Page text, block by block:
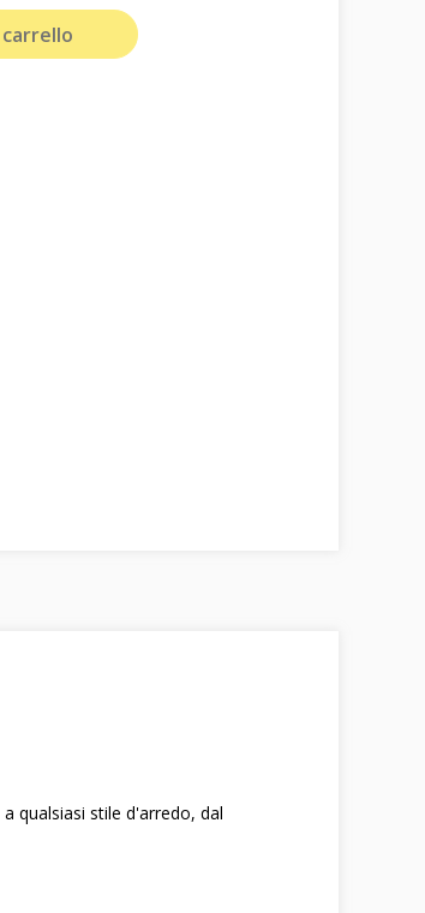
qualsiasi stile d'arredo, dal